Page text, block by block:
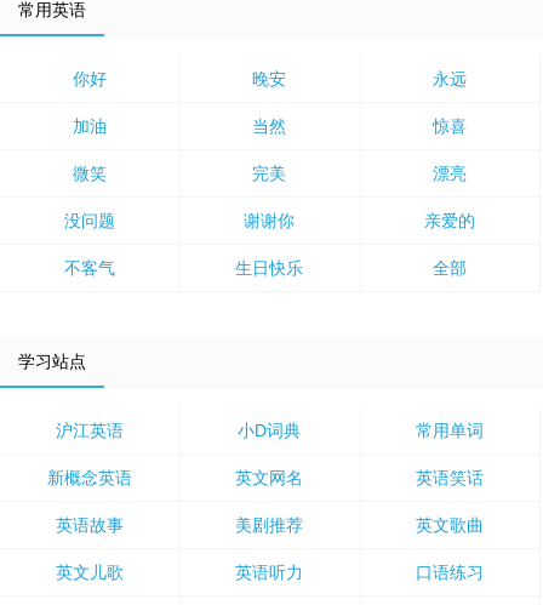
常用英语
你好 晚安 永远
加油 当然 惊喜
微笑 完美 漂亮
没问题 谢谢你 亲爱的
不客气 生日快乐 全部
学习站点
沪江英语 小D词典 常用单词
新概念英语 英文网名 英语笑话
英语故事 美剧推荐 英文歌曲
英文儿歌 英语听力 口语练习